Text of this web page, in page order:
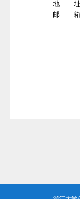
地 址
邮 箱